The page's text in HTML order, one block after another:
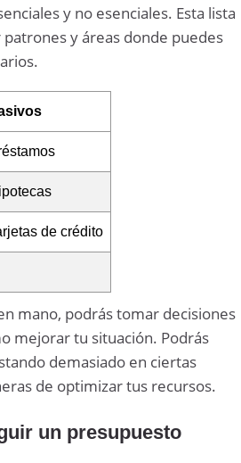
y no esenciales. Esta lista
y áreas donde puedes
de crédito
mano, podrás tomar decisiones
mejorar tu situación. Podrás
demasiado en ciertas
de optimizar tus recursos.
un presupuesto